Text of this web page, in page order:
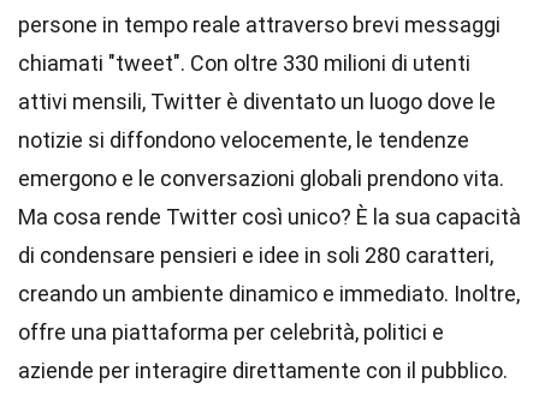
persone in tempo reale attraverso brevi messaggi
chiamati "tweet". Con oltre 330 milioni di utenti
attivi mensili, Twitter è diventato un luogo dove le
notizie si diffondono velocemente, le tendenze
emergono e le conversazioni globali prendono vita.
Ma cosa rende Twitter così unico? È la sua capacità
di condensare pensieri e idee in soli 280 caratteri,
creando un ambiente dinamico e immediato. Inoltre,
offre una piattaforma per celebrità, politici e
aziende per interagire direttamente con il pubblico.